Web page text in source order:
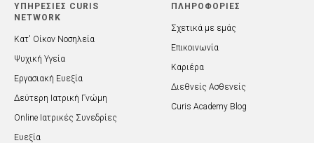
ΥΠΗΡΕΣΙΕΣ CURIS
NETWORK
Κατ' Οίκον Νοσηλεία
Ψυχική Υγεία
Εργασιακή Ευεξία
Δεύτερη Ιατρική Γνώμη
Online Ιατρικές Συνεδρίες
Ευεξία
ΠΛΗΡΟΦΟΡΙΕΣ
Σχετικά με εμάς
Επικοινωνία
Καριέρα
Διεθνείς Ασθενείς
Curis Academy Blog